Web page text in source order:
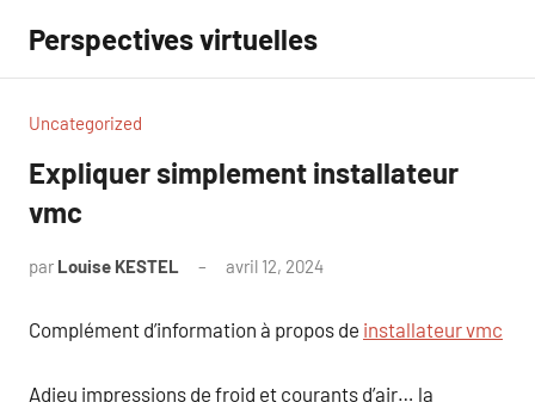
contenu
Perspectives virtuelles
Uncategorized
Expliquer simplement installateur
vmc
par Louise KESTEL avril 12, 2024
Complément d’information à propos de installateur vmc
Adieu impressions de froid et courants d’air… la